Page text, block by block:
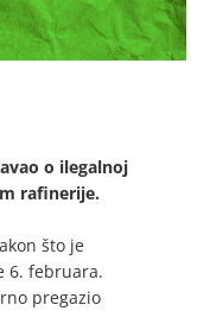
o ilegalnoj
rafinerije.
što je
6. februara.
pregazio